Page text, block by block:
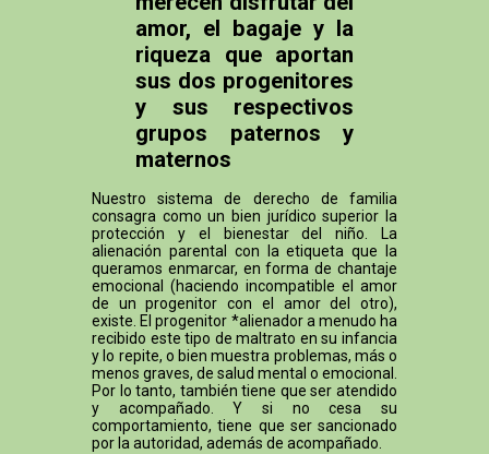
amor, el bagaje y la
riqueza que aportan
sus dos progenitores
y sus respectivos
grupos paternos y
maternos
Nuestro sistema de derecho de familia
consagra como un bien jurídico superior la
protección y el bienestar del niño. La
alienación parental con la etiqueta que la
queramos enmarcar, en forma de chantaje
emocional (haciendo incompatible el amor
de un progenitor con el amor del otro),
existe. El progenitor *alienador a menudo ha
recibido este tipo de maltrato en su infancia
y lo repite, o bien muestra problemas, más o
menos graves, de salud mental o emocional.
Por lo tanto, también tiene que ser atendido
y acompañado. Y si no cesa su
comportamiento, tiene que ser sancionado
por la autoridad, además de acompañado.